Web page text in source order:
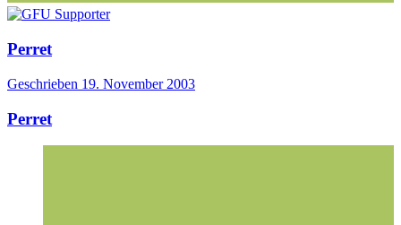
Perret
Geschrieben 19. November 2003
Perret